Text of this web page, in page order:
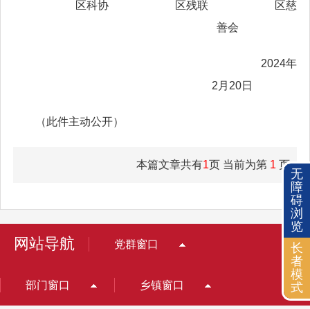
区科协 区残联 区慈
善会
2024年
2月20日
（此件主动公开）
本篇文章共有1页 当前为第 1 页
网站导航 党群窗口
部门窗口 乡镇窗口
无
障
碍
浏
览
长
者
模
式